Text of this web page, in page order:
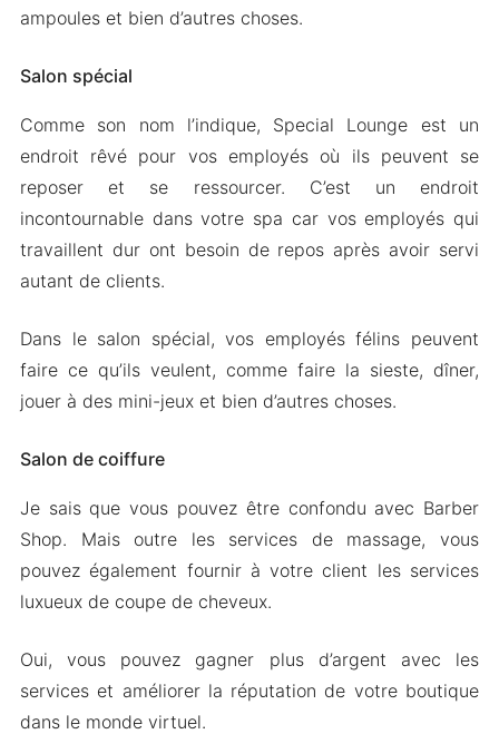
ampoules et bien d’autres choses.
Salon spécial
Comme son nom l’indique, Special Lounge est un
endroit rêvé pour vos employés où ils peuvent se
reposer et se ressourcer. C’est un endroit
incontournable dans votre spa car vos employés qui
travaillent dur ont besoin de repos après avoir servi
autant de clients.
Dans le salon spécial, vos employés félins peuvent
faire ce qu’ils veulent, comme faire la sieste, dîner,
jouer à des mini-jeux et bien d’autres choses.
Salon de coiffure
Je sais que vous pouvez être confondu avec Barber
Shop. Mais outre les services de massage, vous
pouvez également fournir à votre client les services
luxueux de coupe de cheveux.
Oui, vous pouvez gagner plus d’argent avec les
services et améliorer la réputation de votre boutique
dans le monde virtuel.